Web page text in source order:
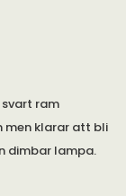
ram
men klarar att bli
dimbar lampa.